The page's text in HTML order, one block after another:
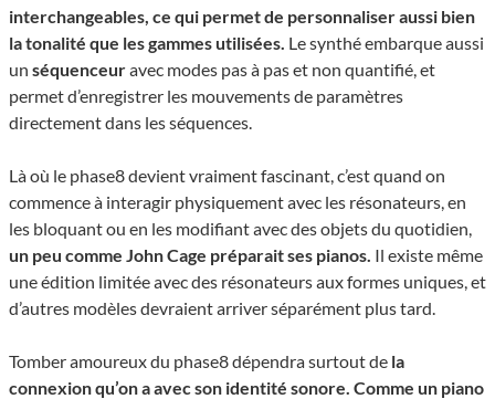
interchangeables, ce qui permet de personnaliser aussi bien
la tonalité que les gammes utilisées. Le synthé embarque aussi
un séquenceuravec modes pas à pas et non quantifié, et
permet d’enregistrer les mouvements de paramètres
directement dans les séquences.
Là où le phase8 devient vraiment fascinant, c’est quand on
commence à interagir physiquement avec les résonateurs, en
les bloquant ou en les modifiant avec des objets du quotidien,
un peu comme John Cage préparait ses pianos. Il existe même
une édition limitée avec des résonateurs aux formes uniques, et
d’autres modèles devraient arriver séparément plus tard.
Tomber amoureux du phase8 dépendra surtout de la
connexion qu’on a avec son identité sonore. Comme un piano